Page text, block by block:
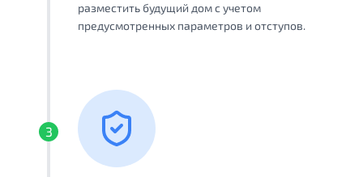
разместить будущий дом с учетом
предусмотренных параметров и отступов.
3